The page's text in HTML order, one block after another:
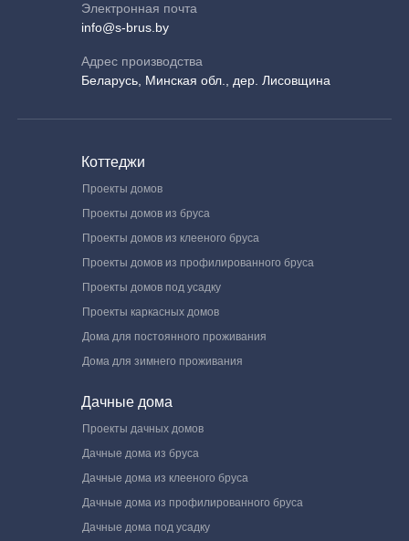
Электронная почта
info@s-brus.by
Адрес производства
Беларусь, Минская обл., дер. Лисовщина
Коттеджи
Проекты домов
Проекты домов из бруса
Проекты домов из клееного бруса
Проекты домов из профилированного бруса
Проекты домов под усадку
Проекты каркасных домов
Дома для постоянного проживания
Дома для зимнего проживания
Дачные дома
Проекты дачных домов
Дачные дома из бруса
Дачные дома из клееного бруса
Дачные дома из профилированного бруса
Дачные дома под усадку